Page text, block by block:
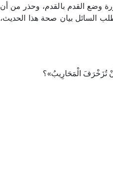
وضع القدم بالقدم، وحذر من أن
السائل بيان صحة هذا الحديث،
تُزَخْرَفَ الْمَحَارِيبُ»؟